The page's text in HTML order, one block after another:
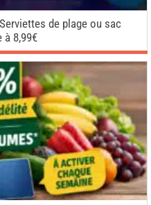
de plage ou sac
à 8,99€